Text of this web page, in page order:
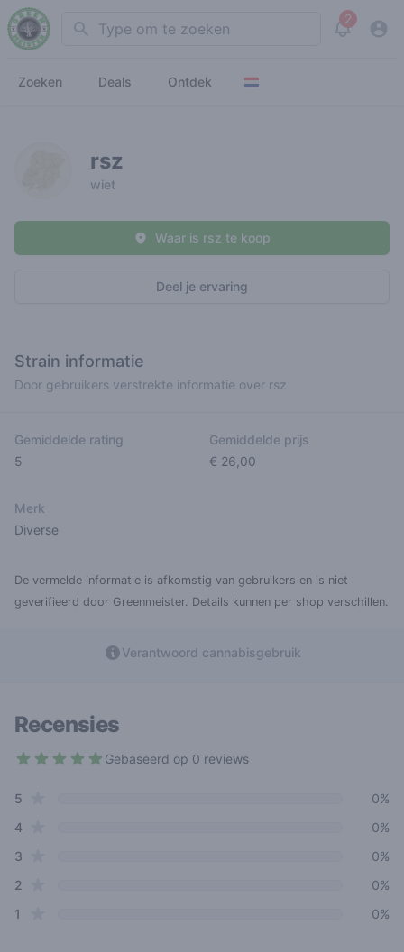
Search 2
View
Zoeken Deals Ontdek
rsz
wiet
Deel je ervaring
Waar is rsz te koop
Strain informatie
Door gebruikers verstrekte informatie over rsz
Gemiddelde rating
5
Gemiddelde prijs
€ 26,00
Merk
Diverse
De vermelde informatie is afkomstig van gebruikers en is niet
geverifieerd door Greenmeister. Details kunnen per shop verschillen.
Verantwoord cannabisgebruik
Recensies
Gebaseerd op 0 reviews
Review data
5
0%
4star reviews
0%
3
0%
2
0%
1
0%